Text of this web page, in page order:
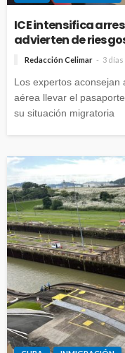
ICE intensifica
advierten de
Redacción Celimar 3 días
Los expertos aconsejan
aérea llevar el
su situación migratoria